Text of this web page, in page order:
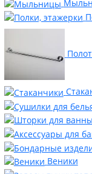
Веники